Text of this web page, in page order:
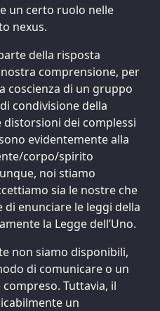
un certo ruolo nelle
nexus.
della risposta
comprensione, per
coscienza di un gruppo
condivisione della
dei complessi
evidentemente alla
corpo/spirito
noi stiamo
sia le nostre che
enunciare le leggi della
la Legge dell’Uno.
non siamo disponibili,
di comunicare o un
Tuttavia, il
un